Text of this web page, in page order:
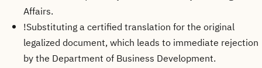
Affairs.
!Substituting a certified translation for the original
legalized document, which leads to immediate rejection
by the Department of Business Development.